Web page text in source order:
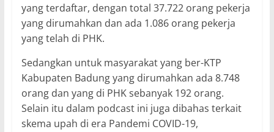
yang terdaftar, dengan total 37.722 orang pekerja
yang dirumahkan dan ada 1.086 orang pekerja
yang telah di PHK.
Sedangkan untuk masyarakat yang ber-KTP
Kabupaten Badung yang dirumahkan ada 8.748
orang dan yang di PHK sebanyak 192 orang.
Selain itu dalam podcast ini juga dibahas terkait
skema upah di era Pandemi COVID-19,